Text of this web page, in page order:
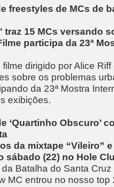
freestyles de MCs de
15 MCs versando
participa da 23ª
dirigido por Alice
sobre os problemas
da 23ª Mostra
exibições.
‘Quartinho Obscuro’
da mixtape “Vileiro”
sábado (22) no Hole
Batalha do Santa
MC entrou no nosso top